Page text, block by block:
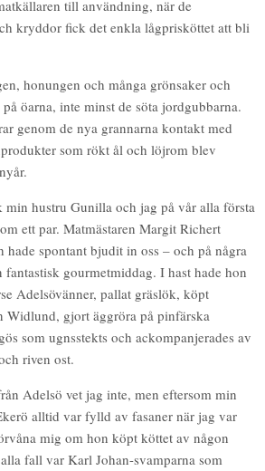
till användning, när de
kryddor fick det enkla lågprisköttet att bli
honungen och många grönsaker och
öarna, inte minst de söta jordgubbarna.
genom de nya grannarna kontakt med
som rökt ål och löjrom blev
min hustru Gunilla och jag på vår alla första
ett par. Matmästaren Margit Richert
hade spontant bjudit in oss – och på några
fantastisk gourmetmiddag. I hast hade hon
Adelsövänner, pallat gräslök, köpt
Widlund, gjort äggröra på pinfärska
som ugnsstekts och ackompanjerades av
riven ost.
Adelsö vet jag inte, men eftersom min
alltid var fylld av fasaner när jag var
mig om hon köpt köttet av någon
fall var Karl Johan-svamparna som